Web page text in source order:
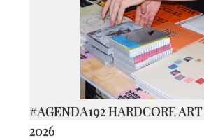
#AGENDA192 HARDCORE
2026